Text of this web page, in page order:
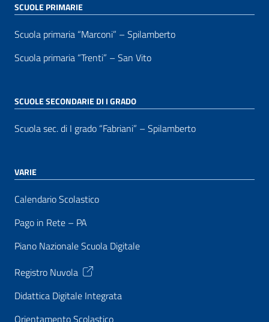
SCUOLE PRIMARIE
Scuola primaria “Marconi” – Spilamberto
Scuola primaria “Trenti” – San Vito
SCUOLE SECONDARIE DI I GRADO
Scuola sec. di I grado “Fabriani” – Spilamberto
VARIE
Calendario Scolastico
Pago in Rete – PA
Piano Nazionale Scuola Digitale
Registro Nuvola
Didattica Digitale Integrata
Orientamento Scolastico